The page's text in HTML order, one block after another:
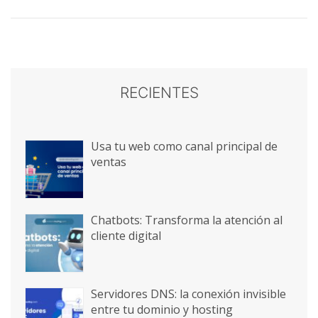
RECIENTES
Usa tu web como canal principal de
ventas
Chatbots: Transforma la atención al
cliente digital
Servidores DNS: la conexión invisible
entre tu dominio y hosting